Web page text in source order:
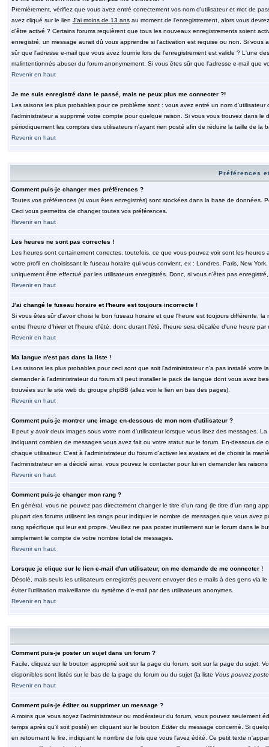
Premièrement, vérifiez que vous avez entré correctement vos nom d'utilisateur et mot de
avez cliqué sur le lien J'ai moins de 13 ansau moment de l'enregistrement, alors vous
d'être activé ? Certains forums requièrent que tous les nouveaux enregistrements soient
enregistré, un message aurait dû vous apprendre si l'activation est requise ou non. Si
sûr que l'adresse e-mail que vous avez fournie lors de l'enregistrement est valide ? L'une
malintentionnés abuser du forum anonymement. Si vous êtes sûr que l'adresse e-mail que
Revenir en haut
Je me suis enregistré dans le passé, mais ne peux plus me connecter ?!
Les raisons les plus probables pour ce problème sont : vous avez entré un nom
l'administrateur a supprimé votre compte pour quelque raison. Si vous vous trouvez dans
périodiquement les comptes des utilisateurs n'ayant rien posté afin de réduire la taille de
Revenir en haut
Préférences
Comment puis-je changer mes préférences ?
Toutes vos préférences (si vous êtes enregistrés) sont stockées dans la base de données.
Ceci vous permettra de changer toutes vos préférences.
Revenir en haut
Les heures ne sont pas correctes !
Les heures sont certainement correctes, toutefois, ce que vous pouvez voir sont les
votre profil en choisissant le fuseau horaire qui vous convient, ex : Londres, Paris, New
uniquement être effectué par les utilisateurs enregistrés. Donc, si vous n'êtes pas
Revenir en haut
J'ai changé le fuseau horaire et l'heure est toujours incorrecte !
Si vous êtes sûr d'avoir choisi le bon fuseau horaire et que l'heure est toujours différente,
entre l'heure d'hiver et l'heure d'été, donc durant l'été, l'heure sera décalée d'une heure par
Revenir en haut
Ma langue n'est pas dans la liste !
Les raisons les plus probables pour ceci sont que soit l'administrateur n'a pas installé
demander à l'administrateur du forum s'il peut installer le pack de langue dont vous avez
trouvées sur le site web du groupe phpBB (allez voir le lien en bas des pages).
Revenir en haut
Comment puis-je montrer une image en-dessous de mon nom d'utilisateur ?
Il peut y avoir deux images sous votre nom d'utilisateur lorsque vous lisez des messages.
indiquant combien de messages vous avez fait ou votre statut sur le forum. En-dessous
chaque utilisateur. C'est à l'administrateur du forum d'activer les avatars et de choisir la
l'administrateur en a décidé ainsi, vous pouvez le contacter pour lui en demander les
Revenir en haut
Comment puis-je changer mon rang ?
En général, vous ne pouvez pas directement changer le titre d'un rang (le titre d'un rang
plupart des forums utilisent les rangs pour indiquer le nombre de messages que vous avez
rang spécifique qui leur est propre. Veuillez ne pas poster inutilement sur le forum dans le
simplement le compte de votre nombre total de messages.
Revenir en haut
Lorsque je clique sur le lien e-mail d'un utilisateur, on me demande de me connecter !
Désolé, mais seuls les utilisateurs enregistrés peuvent envoyer des e-mails à des gens via
éviter l'utilisation malveillante du système d'e-mail par des utilisateurs anonymes.
Revenir en haut
Comment puis-je poster un sujet dans un forum ?
Facile, cliquez sur le bouton approprié soit sur la page du forum, soit sur la page du sujet.
disponibles sont listés sur le bas de la page du forum ou du sujet (la liste Vous pouvez
Revenir en haut
Comment puis-je éditer ou supprimer un message ?
A moins que vous soyez l'administrateur ou modérateur du forum, vous pouvez seulement
temps après qu'il soit posté) en cliquant sur le bouton Editerdu message concerné. Si
en retournant le lire, indiquant le nombre de fois que vous l'avez édité. Ce petit texte